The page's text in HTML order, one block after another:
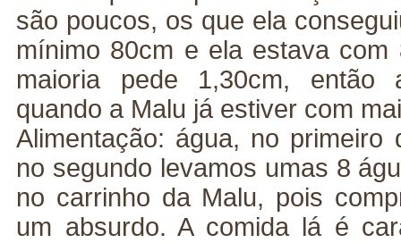
são poucos, os que ela
mínimo 80cm e ela estava
maioria pede 1,30cm, então
quando a Malu já estiver com
Alimentação: água, no primeiro
no segundo levamos umas 8
no carrinho da Malu, pois
um absurdo. A comida lá é